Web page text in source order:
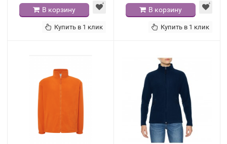
В корзину
Купить в 1 клик
В корзину
Купить в 1 клик